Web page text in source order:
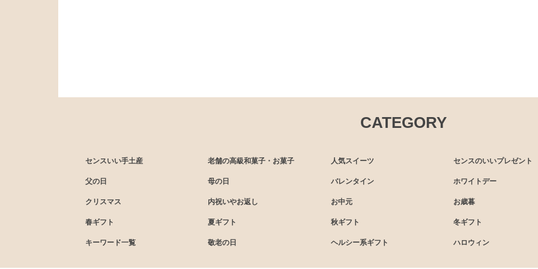
CATEGORY
センスいい手土産 老舗の高級和菓子・お菓子 人気スイーツ センスのいいプレゼント
父の日 母の日 バレンタイン ホワイトデー
クリスマス 内祝いやお返し お中元 お歳暮
春ギフト 夏ギフト 秋ギフト 冬ギフト
キーワード一覧 敬老の日 ヘルシー系ギフト ハロウィン